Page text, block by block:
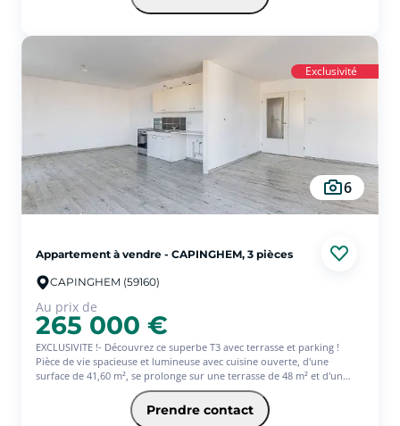
Exclusivité
6
Appartement à vendre - CAPINGHEM, 3 pièces
CAPINGHEM (59160)
Au prix de
265 000 €
EXCLUSIVITE !- Découvrez ce superbe T3 avec terrasse et parking !
Pièce de vie spacieuse et lumineuse avec cuisine ouverte, d'une
surface de 41,60 m², se prolonge sur une terrasse de 48 m² et d'un
balcon supplémentaire.
Vous trouverez également 2 chambres.
1 place de parking privative en sous-sol.
Prendre contact